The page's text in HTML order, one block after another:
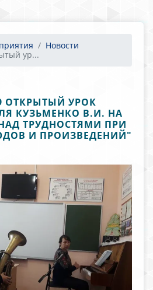
Новости
ур...
ОТКРЫТЫЙ УРОК
КУЗЬМЕНКО В.И. НА
ТРУДНОСТЯМИ ПРИ
И ПРОИЗВЕДЕНИЙ"